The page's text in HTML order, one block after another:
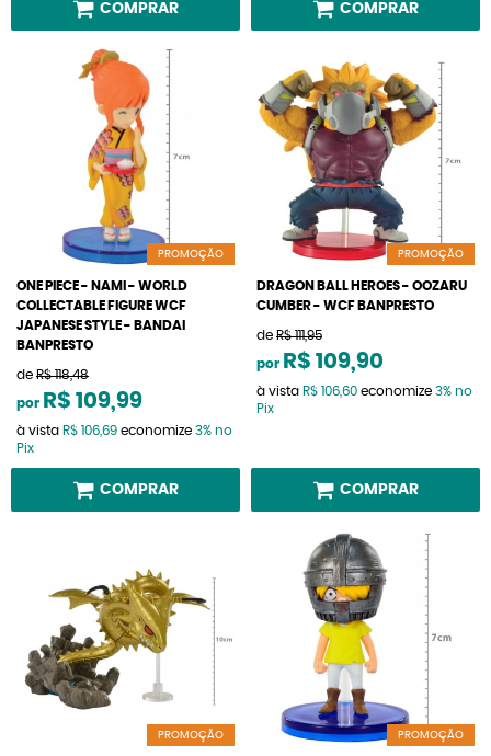
COMPRAR COMPRAR
PROMOÇÃO
ONE PIECE - NAMI - WORLD
COLLECTABLE FIGURE WCF
JAPANESE STYLE - BANDAI
BANPRESTO
de R$ 118,48
por R$ 109,99
à vista R$ 106,69 economize 3% no
Pix
COMPRAR
PROMOÇÃO
DRAGON BALL HEROES - OOZARU
CUMBER - WCF BANPRESTO
de R$ 111,95
por R$ 109,90
à vista R$ 106,60 economize 3% no
Pix
COMPRAR
PROMOÇÃO PROMOÇÃO